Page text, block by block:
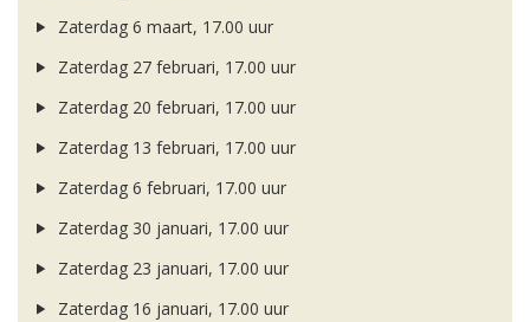
Zaterdag 6 maart, 17.00 uur
Zaterdag 27 februari, 17.00 uur
Zaterdag 20 februari, 17.00 uur
Zaterdag 13 februari, 17.00 uur
Zaterdag 6 februari, 17.00 uur
Zaterdag 30 januari, 17.00 uur
Zaterdag 23 januari, 17.00 uur
Zaterdag 16 januari, 17.00 uur